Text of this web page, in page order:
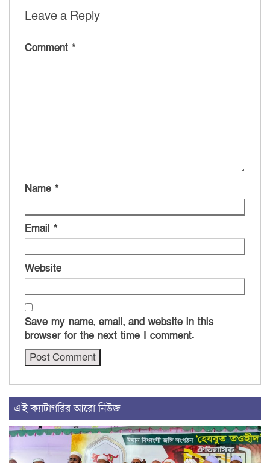
Leave a Reply
Comment *
Name *
Email *
Website
Save my name, email, and website in this
browser for the next time I comment.
এই ক্যাটাগরির আরো নিউজ